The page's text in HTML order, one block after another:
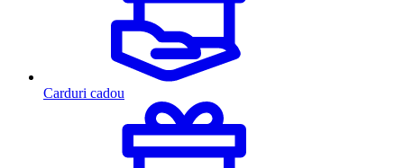
Carduri cadou